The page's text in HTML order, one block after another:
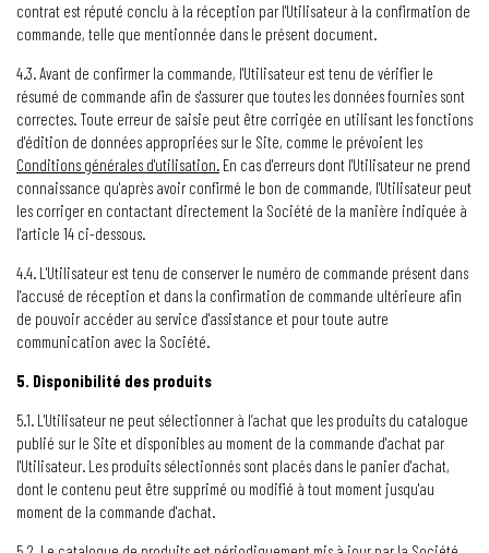
contrat est réputé conclu à la réception par l'Utilisateur à la confirmation de
commande, telle que mentionnée dans le présent document.
4.3. Avant de confirmer la commande, l'Utilisateur est tenu de vérifier le
résumé de commande afin de s'assurer que toutes les données fournies sont
correctes. Toute erreur de saisie peut être corrigée en utilisant les fonctions
d'édition de données appropriées sur le Site, comme le prévoient les
Conditions générales d'utilisation. En cas d'erreurs dont l'Utilisateur ne prend
connaissance qu'après avoir confirmé le bon de commande, l'Utilisateur peut
les corriger en contactant directement la Société de la manière indiquée à
l'article 14 ci-dessous.
4.4. L'Utilisateur est tenu de conserver le numéro de commande présent dans
l'accusé de réception et dans la confirmation de commande ultérieure afin
de pouvoir accéder au service d'assistance et pour toute autre
communication avec la Société.
5. Disponibilité des produits
5.1. L'Utilisateur ne peut sélectionner à l’achat que les produits du catalogue
publié sur le Site et disponibles au moment de la commande d'achat par
l'Utilisateur. Les produits sélectionnés sont placés dans le panier d'achat,
dont le contenu peut être supprimé ou modifié à tout moment jusqu'au
moment de la commande d'achat.